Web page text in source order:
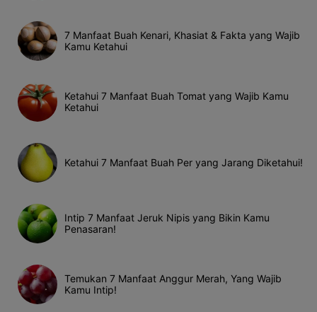
7 Manfaat Buah Kenari, Khasiat & Fakta yang Wajib
Kamu Ketahui
Ketahui 7 Manfaat Buah Tomat yang Wajib Kamu
Ketahui
Ketahui 7 Manfaat Buah Per yang Jarang Diketahui!
Intip 7 Manfaat Jeruk Nipis yang Bikin Kamu
Penasaran!
Temukan 7 Manfaat Anggur Merah, Yang Wajib
Kamu Intip!